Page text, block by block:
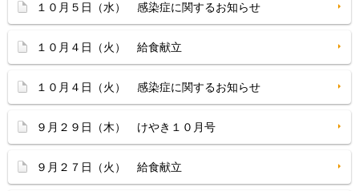
１０月５日（水） 感染症に関するお知らせ
１０月４日（火） 給食献立
１０月４日（火） 感染症に関するお知らせ
９月２９日（木） けやき１０月号
９月２７日（火） 給食献立